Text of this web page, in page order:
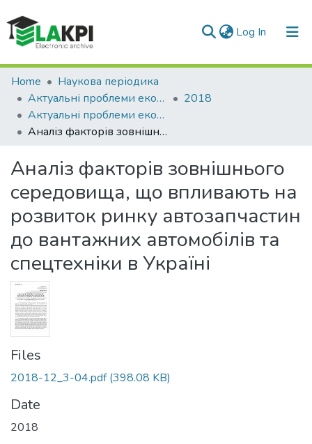
Log In (current)
Communities & Collections
All of DSpace
Statistics
Home
Наукова періодика
Актуальні проблеми економіки та управління
2018
Актуальні проблеми економіки та управління: збірник наукових праць молодих вчених, Вип. 12
Аналіз факторів зовнішнього середовища, що впливають на розвиток ринку автозапчастин до вантажних автомобілів та спецтехніки в Україні
Аналіз факторів зовнішнього
середовища, що впливають на
розвиток ринку автозапчастин
до вантажних автомобілів та
спецтехніки в Україні
Files
2018-12_3-04.pdf(398.08 KB)
Date
2018